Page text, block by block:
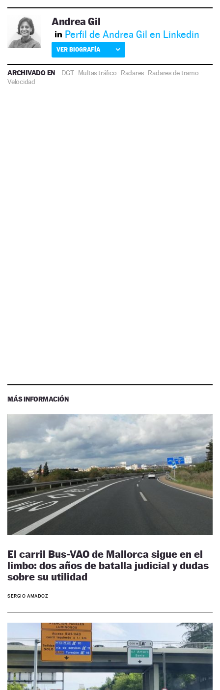
Andrea Gil
Perfil de Andrea Gil en Linkedin
VER BIOGRAFÍA
ARCHIVADO EN DGT· Multas tráfico · Radares ·Radares de tramo ·
Velocidad
MÁS INFORMACIÓN
El carril Bus-VAO de Mallorca sigue en el
limbo: dos años de batalla judicial y dudas
sobre su utilidad
SERGIO AMADOZ